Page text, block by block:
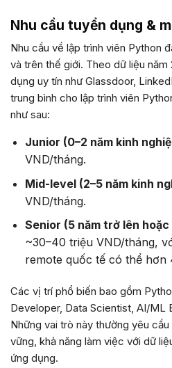
Nhu cầu tuyển dụng &
Nhu cầu về lập trình viên Python
và trên thế giới. Theo dữ liệu
dụng uy tín như Glassdoor,
trung bình cho lập trình viên
như sau:
Junior (0–2 năm kinh
VND/tháng.
Mid-level (2–5 năm kinh
VND/tháng.
Senior (5 năm trở lên
~30–40 triệu VND/tháng,
remote quốc tế có thể hơn
Các vị trí phổ biến bao gồm
Developer, Data Scientist, AI/ML
Những vai trò này thường yêu
vững, khả năng làm việc với dữ
ứng dụng.